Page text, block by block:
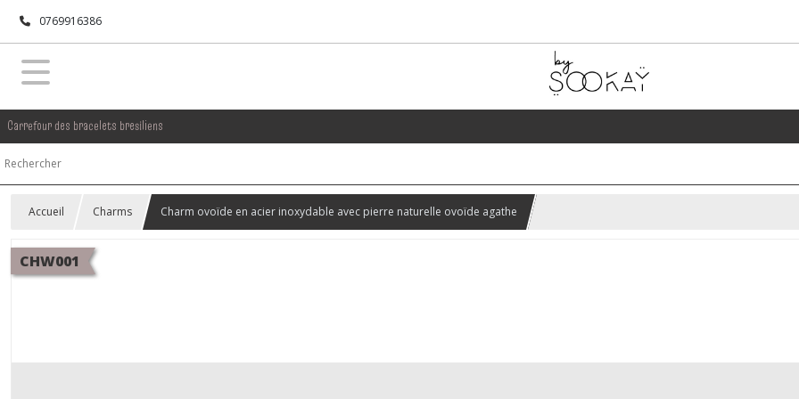
0769916386
Carrefour des bracelets bresiliens
Accueil Charms Charm ovoïde en acier inoxydable avec pierre naturelle ovoïde agathe
CHW001